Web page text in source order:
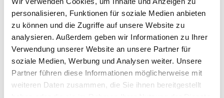
personalisieren, Funktionen für soziale Medien anbieten
zu können und die Zugriffe auf unsere Website zu
analysieren. Außerdem geben wir Informationen zu Ihrer
Verwendung unserer Website an unsere Partner für
soziale Medien, Werbung und Analysen weiter. Unsere
Partner führen diese Informationen möglicherweise mit
weiteren Daten zusammen, die Sie ihnen bereitgestellt
Dies könnte Sie auch
interessieren